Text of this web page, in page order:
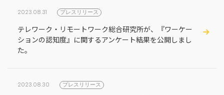
2023.08.31 プレスリリース
テレワーク・リモートワーク総合研究所が、『ワーケー
ションの認知度』に関するアンケート結果を公開しまし
た。
2023.08.30 プレスリリース